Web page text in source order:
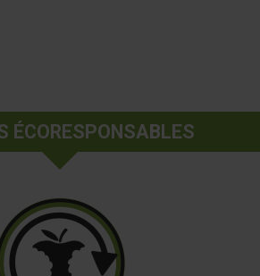
ÉCORESPONSABLES